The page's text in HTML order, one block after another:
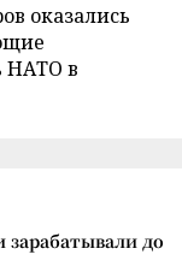
оказались
НАТО в
до